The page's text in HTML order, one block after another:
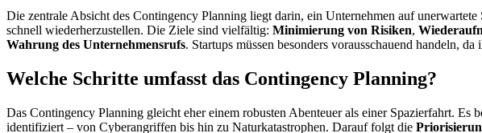
Die zentrale Absicht des Contingency Planning liegt darin, ein Unternehmen auf
schnell wiederherzustellen. Die Ziele sind vielfältig: Minimierung von Risiken,
Wahrung des Unternehmensrufs. Startups müssen besonders vorausschauend handeln,
Welche Schritte umfasst das Contingency Planning?
Das Contingency Planning gleicht eher einem robusten Abenteuer als einer Spazierfahrt. Es
identifiziert – von Cyberangriffen bis hin zu Naturkatastrophen. Darauf folgt die